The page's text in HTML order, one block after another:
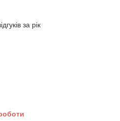
за рік